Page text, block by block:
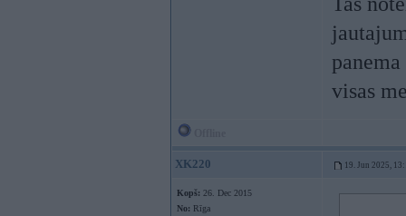
visas
XK220 19. Jun 2025,
Kopš: 26. Dec 2015
No: Rīga